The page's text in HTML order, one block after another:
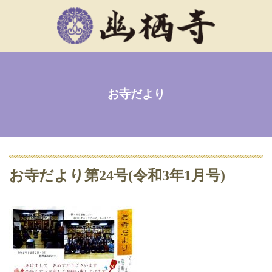
お寺だより
お寺だより第24号(令和3年1月号)